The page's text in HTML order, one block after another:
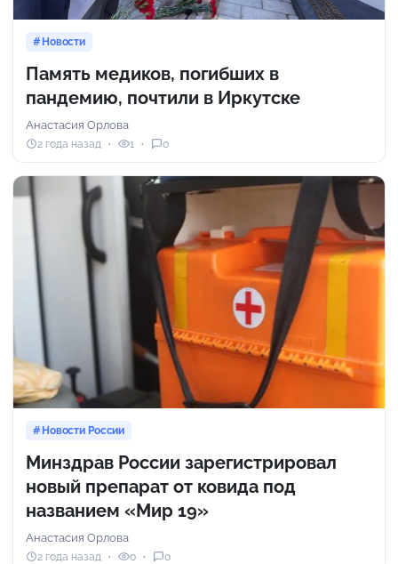
Новости
Память медиков, погибших в
пандемию, почтили в Иркутске
Анастасия Орлова
2 года назад 1 0
Новости России
Минздрав России зарегистрировал
новый препарат от ковида под
названием «Мир 19»
Анастасия Орлова
2 года назад 0 0